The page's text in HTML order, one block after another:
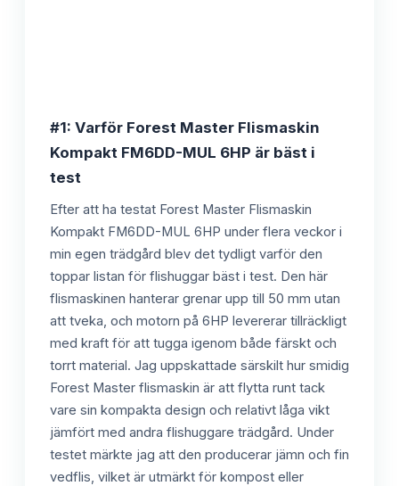
#1: Varför Forest Master Flismaskin
Kompakt FM6DD-MUL 6HP är bäst i
test
Efter att ha testat Forest Master Flismaskin
Kompakt FM6DD-MUL 6HP under flera veckor i
min egen trädgård blev det tydligt varför den
toppar listan för flishuggar bäst i test. Den här
flismaskinen hanterar grenar upp till 50 mm utan
att tveka, och motorn på 6HP levererar tillräckligt
med kraft för att tugga igenom både färskt och
torrt material. Jag uppskattade särskilt hur smidig
Forest Master flismaskin är att flytta runt tack
vare sin kompakta design och relativt låga vikt
jämfört med andra flishuggare trädgård. Under
testet märkte jag att den producerar jämn och fin
vedflis, vilket är utmärkt för kompost eller